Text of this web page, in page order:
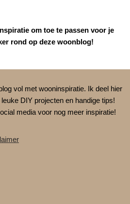
om toe te passen voor je
rond op deze woonblog!
vol met wooninspiratie. Ik deel hier
DIY projecten en handige tips!
media voor nog meer inspiratie!